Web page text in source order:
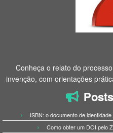
Conheça o relato do
invenção, com orientações
ISBN: o documento de
Como obter um DOI pelo